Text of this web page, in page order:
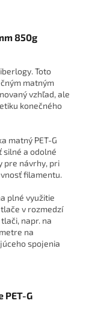
850g
Toto
matným
vzhľad, ale
konečného
matný PET-G
silné a odolné
pre návrhy, pri
filamentu.
plné využitie
v rozmedzí
napr. na
na
spojenia
PET-G